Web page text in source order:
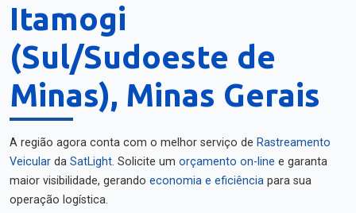
Itamogi
(Sul/Sudoeste de
Minas), Minas Gerais
A região agora conta com o melhor serviço de Rastreamento
Veicular da SatLight. Solicite um orçamento on-line e garanta
maior visibilidade, gerando economia e eficiência para sua
operação logística.